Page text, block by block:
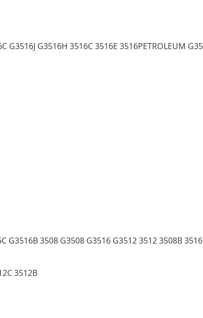
G3516J G3516H 3516C 3516E 3516PETROLEUM
G3516B 3508 G3508 G3516 G3512 3512 3508B 3516
3512B